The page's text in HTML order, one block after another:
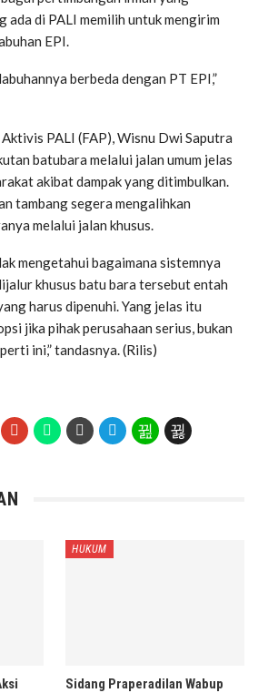
ada di PALI memilih untuk mengirim
EPI.
berbeda dengan PT EPI,”
PALI (FAP), Wisnu Dwi Saputra
batubara melalui jalan umum jelas
akibat dampak yang ditimbulkan.
tambang segera mengalihkan
melalui jalan khusus.
mengetahui bagaimana sistemnya
khusus batu bara tersebut entah
harus dipenuhi. Yang jelas itu
jika pihak perusahaan serius, bukan
ini,” tandasnya. (Rilis)
HUKUM
Sidang Praperadilan Wabup